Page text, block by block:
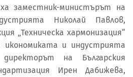
заместник-министърът на
Николай Павлов,
„Техническа хармонизация“
и индустрията
на Българския
Ирен Дабижева,